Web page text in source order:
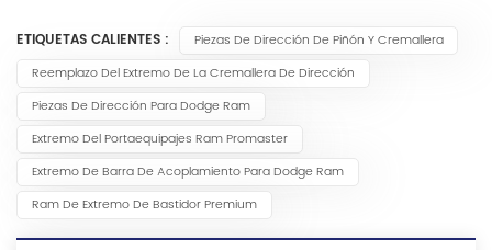
ETIQUETAS CALIENTES :
Piezas De Dirección De Piñón Y Cremallera
Reemplazo Del Extremo De La Cremallera De Dirección
Piezas De Dirección Para Dodge Ram
Extremo Del Portaequipajes Ram Promaster
Extremo De Barra De Acoplamiento Para Dodge Ram
Ram De Extremo De Bastidor Premium